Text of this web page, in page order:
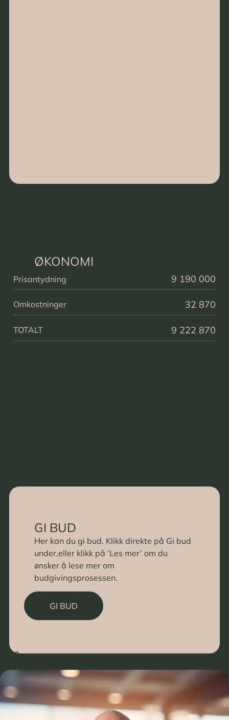
GI BUD
Her kan du gi bud. Klikk direkte på Gi bud
under,eller klikk på ‘Les mer’ om du
ønsker å lese mer om
budgivingsprosessen.
GI BUD
ØKONOMI
Prisantydning 9 190 000
Omkostninger 32 870
TOTALT 9 222 870